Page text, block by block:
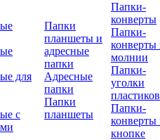
для
с
Папки
планшеты и
адресные
папки
Адресные
папки
Папки
планшеты
Папки-
конверты
Папки-
конверты
молнии
Папки-
уголки
Папки-
конверты
кнопке